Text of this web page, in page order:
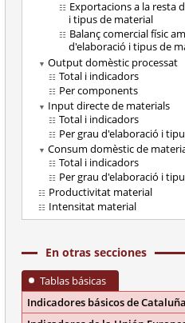
Exportacions a la resta
i tipus de material
Balanç comercial físic
d'elaboració i tipus de
Output domèstic processat
Total i indicadors
Per components
Input directe de materials
Total i indicadors
Per grau d'elaboració i
Consum domèstic de
Total i indicadors
Per grau d'elaboració i
Productivitat material
Intensitat material
En otras secciones
Tablas básicas
Indicadores básicos de Cataluña